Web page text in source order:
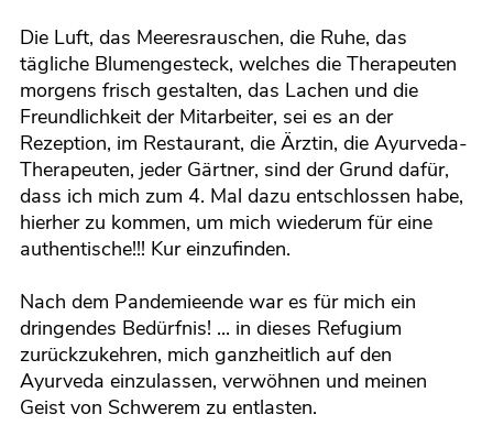
Die Luft, das Meeresrauschen, die Ruhe, das
tägliche Blumengesteck, welches die Therapeuten
morgens frisch gestalten, das Lachen und die
Freundlichkeit der Mitarbeiter, sei es an der
Rezeption, im Restaurant, die Ärztin, die Ayurveda-
Therapeuten, jeder Gärtner, sind der Grund dafür,
dass ich mich zum 4. Mal dazu entschlossen habe,
hierher zu kommen, um mich wiederum für eine
authentische!!! Kur einzufinden.
Nach dem Pandemieende war es für mich ein
dringendes Bedürfnis! ... in dieses Refugium
zurückzukehren, mich ganzheitlich auf den
Ayurveda einzulassen, verwöhnen und meinen
Geist von Schwerem zu entlasten.